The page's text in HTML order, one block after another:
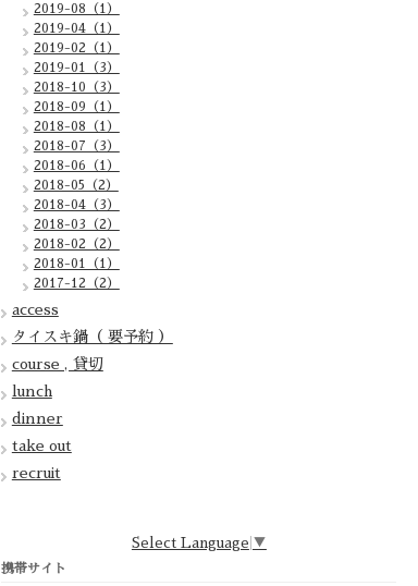
2019-08（1）
2019-04（1）
2019-02（1）
2019-01（3）
2018-10（3）
2018-09（1）
2018-08（1）
2018-07（3）
2018-06（1）
2018-05（2）
2018-04（3）
2018-03（2）
2018-02（2）
2018-01（1）
2017-12（2）
access
タイスキ鍋（ 要予約 ）
course , 貸切
lunch
dinner
take out
recruit
Select Language ▼
携帯サイト